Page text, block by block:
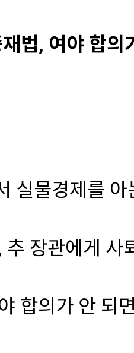
법, 여야 합의
실물경제를
장관에게 사
합의가 안 되